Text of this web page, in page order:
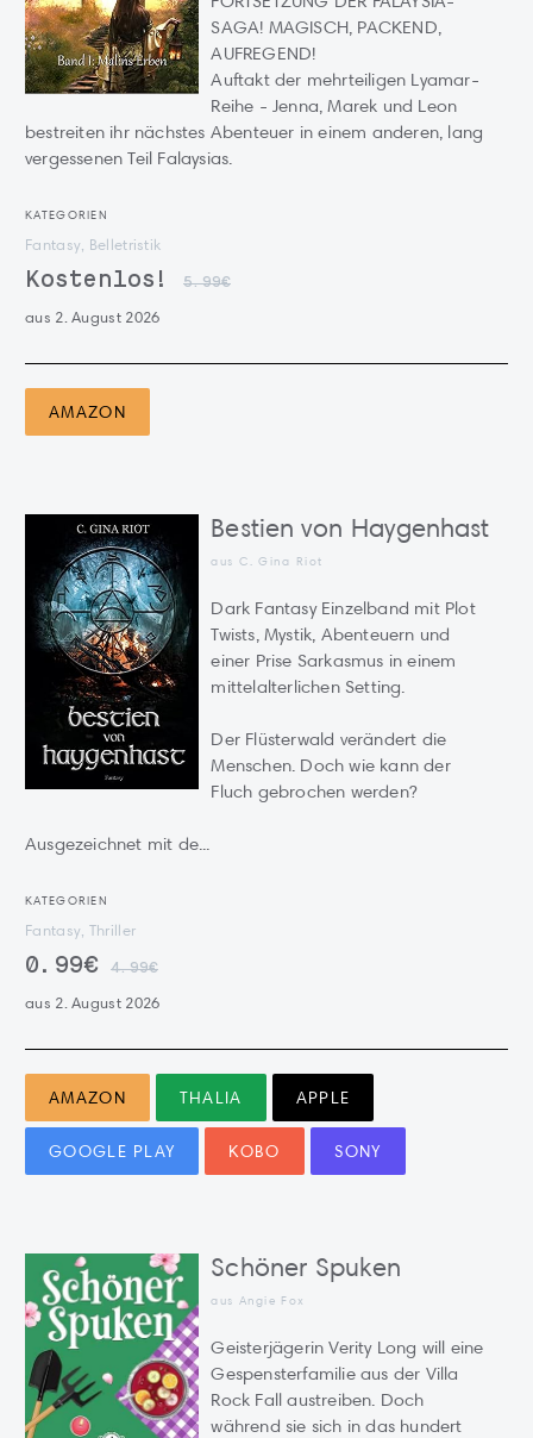
SAGA! MAGISCH, PACKEND,
AUFREGEND!
Auftakt der mehrteiligen Lyamar-
Reihe - Jenna, Marek und Leon
bestreiten ihr nächstes Abenteuer in einem anderen, lang
vergessenen Teil Falaysias.
KATEGORIEN
Fantasy, Belletristik
Kostenlos! 5.99€
aus 2. August 2026
AMAZON
Bestien von Haygenhast
aus C. Gina Riot
Dark Fantasy Einzelband mit Plot
Twists, Mystik, Abenteuern und
einer Prise Sarkasmus in einem
mittelalterlichen Setting.
Der Flüsterwald verändert die
Menschen. Doch wie kann der
Fluch gebrochen werden?
Ausgezeichnet mit de...
KATEGORIEN
Fantasy, Thriller
0.99€ 4.99€
aus 2. August 2026
AMAZON THALIA APPLE
GOOGLE PLAY KOBO SONY
Schöner Spuken
aus Angie Fox
Geisterjägerin Verity Long will eine
Gespensterfamilie aus der Villa
Rock Fall austreiben. Doch
während sie sich in das hundert